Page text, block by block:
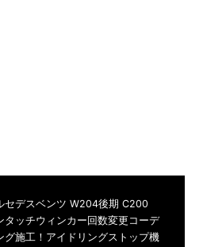
セデスベンツ W204後期 C200
タッチウィンカー回数変更コーデ
グ施工！アイドリングストップ機